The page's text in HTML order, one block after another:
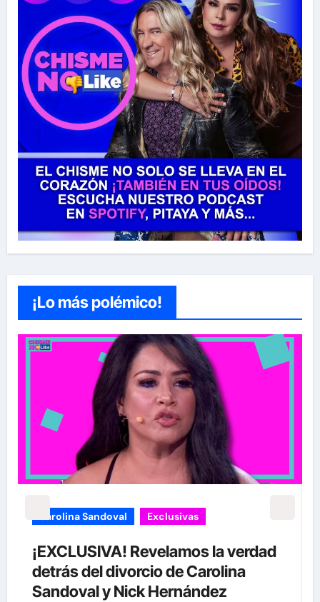
¡Lo más polémico!
Exclusivas Sean 'Diddy' Combs
Jay-Z reacciona a acusaciones de
supuesto abuso a menor de 13 años
junto a Diddy Combs en plena fiesta